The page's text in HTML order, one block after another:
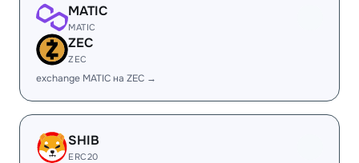
MATIC
MATIC
ZEC
ZEC
exchange MATIC на ZEC →
SHIB
ERC20